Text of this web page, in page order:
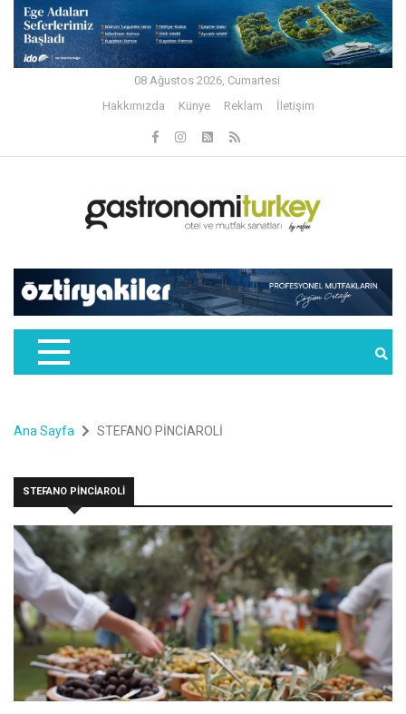
08 Ağustos 2026, Cumartesi
Hakkımızda
Künye Reklam İletişim
Ana Sayfa STEFANO PİNCİAROLİ
STEFANO PİNCİAROLİ